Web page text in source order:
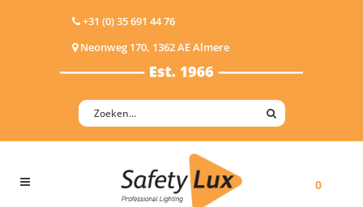
+31 (0) 35 691 44 76
Neonweg 170, 1362 AE Almere
0